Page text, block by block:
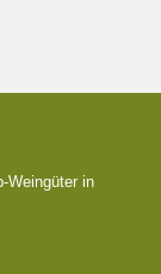
Weingüter in